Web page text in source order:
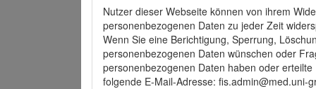
Nutzer dieser Webseite können von ihrem
personenbezogenen Daten zu jeder Zeit
Wenn Sie eine Berichtigung, Sperrung,
personenbezogenen Daten wünschen oder
personenbezogenen Daten haben oder
folgende E-Mail-Adresse: fis.admin@med.uni-